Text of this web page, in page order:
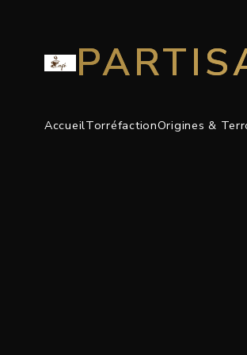
AccueilTorréfactionOrigines &